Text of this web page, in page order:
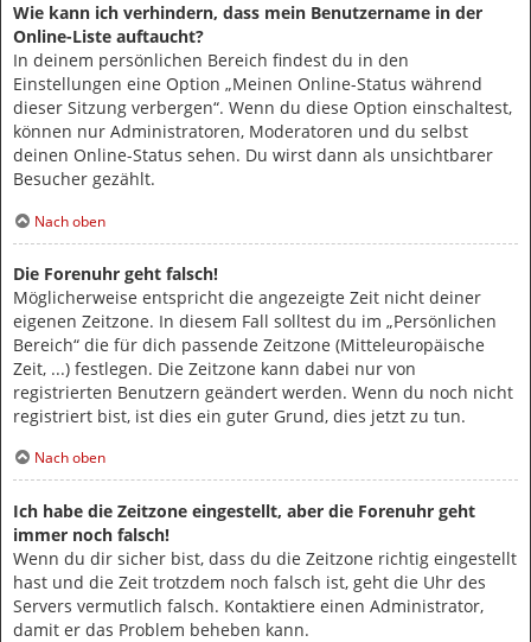
Wie kann ich verhindern, dass mein Benutzername in der
Online-Liste auftaucht?
In deinem persönlichen Bereich findest du in den
Einstellungen eine Option „Meinen Online-Status während
dieser Sitzung verbergen“. Wenn du diese Option einschaltest,
können nur Administratoren, Moderatoren und du selbst
deinen Online-Status sehen. Du wirst dann als unsichtbarer
Besucher gezählt.
Nach oben
Die Forenuhr geht falsch!
Möglicherweise entspricht die angezeigte Zeit nicht deiner
eigenen Zeitzone. In diesem Fall solltest du im „Persönlichen
Bereich“ die für dich passende Zeitzone (Mitteleuropäische
Zeit, ...) festlegen. Die Zeitzone kann dabei nur von
registrierten Benutzern geändert werden. Wenn du noch nicht
registriert bist, ist dies ein guter Grund, dies jetzt zu tun.
Nach oben
Ich habe die Zeitzone eingestellt, aber die Forenuhr geht
immer noch falsch!
Wenn du dir sicher bist, dass du die Zeitzone richtig eingestellt
hast und die Zeit trotzdem noch falsch ist, geht die Uhr des
Servers vermutlich falsch. Kontaktiere einen Administrator,
damit er das Problem beheben kann.